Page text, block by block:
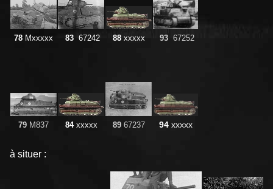
78 Mxxxxx 8367242 88xxxxx 93 67252
79 M837 84xxxxx 8967237 94xxxxx
à situer :